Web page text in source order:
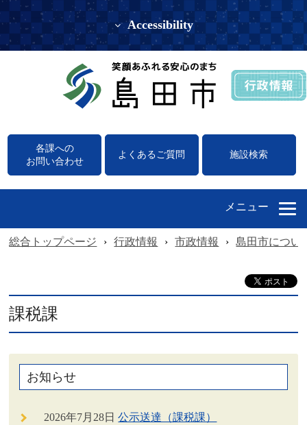
Accessibility
各課への
お問い合わせ
よくあるご質問 施設検索
メニュー
総合トップページ › 行政情報 › 市政情報 › 島田市につい
課税課
お知らせ
2026年7月28日 公示送達（課税課）